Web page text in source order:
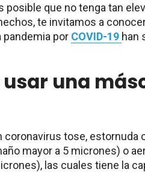
posible que no tenga tan
te invitamos a
pandemia por COVID-19 han
una
coronavirus tose, estornuda
mayor a 5 micrones) o
las cuales tiene la